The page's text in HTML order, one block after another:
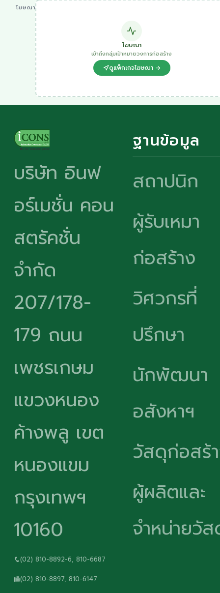
โฆษณา
โฆษณา
เข้าถึงกลุ่มเป้าหมายวงการก่อสร้าง
ดูแพ็กเกจโฆษณา →
บริษัท อินฟ
อร์เมชั่น คอน
สตรัคชั่น
จำกัด
207/178-
179 ถนน
เพชรเกษม
แขวงหนอง
ค้างพลู เขต
หนองแขม
กรุงเทพฯ
10160
(02) 810-8892-6, 810-6687
(02) 810-8897, 810-6147
ฐานข้อมูล
สถาปนิก
ผู้รับเหมา
ก่อสร้าง
วิศวกรที่
ปรึกษา
นักพัฒนา
อสังหาฯ
วัสดุก่อสร้
ผู้ผลิตและ
จำหน่ายวั